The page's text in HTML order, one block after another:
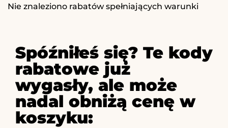
Nie znaleziono rabatów spełniających warunki
Spóźniłeś się? Te kody
rabatowe już
wygasły, ale może
nadal obniżą cenę w
koszyku: